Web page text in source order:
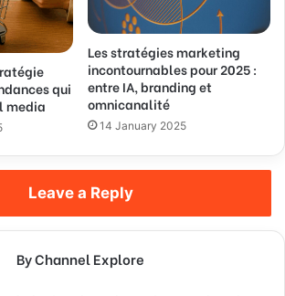
qui
media
Les stratégies marketing
incontournables pour 2025 :
entre IA, branding et
omnicanalité
14 January 2025
Leave a Reply
By Channel Explore